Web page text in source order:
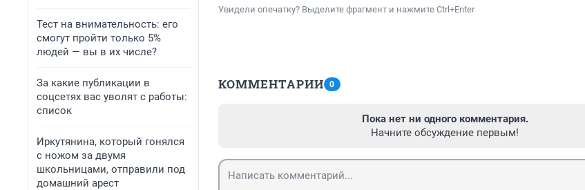
Тест на внимательность: его
смогут пройти только 5%
людей — вы в их числе?
За какие публикации в
соцсетях вас уволят с работы:
список
Иркутянина, который гонялся
с ножом за двумя
школьницами, отправили под
домашний арест
Увидели опечатку? Выделите фрагмент и нажмите Ctrl+Enter
КОММЕНТАРИИ 0
Пока нет ни одного комментария.
Начните обсуждение первым!